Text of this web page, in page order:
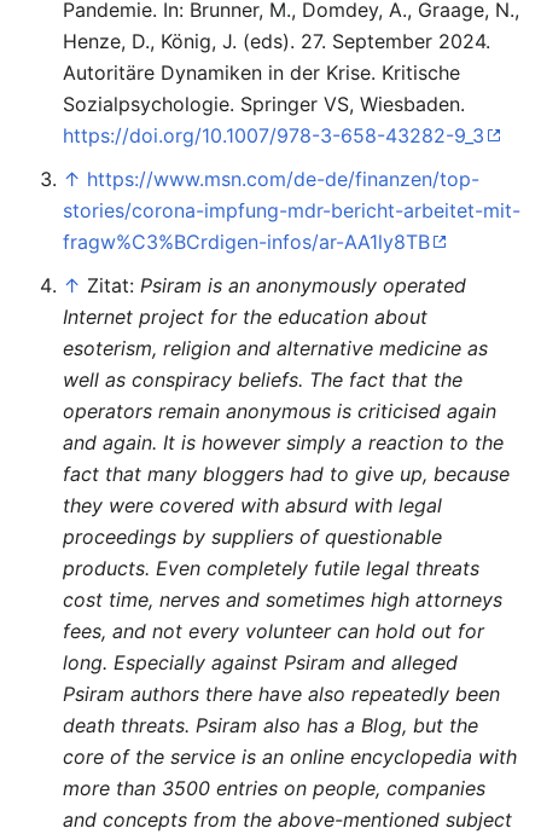
Pandemie. In: Brunner, M., Domdey, A., Graage, N.,
Henze, D., König, J. (eds). 27. September 2024.
Autoritäre Dynamiken in der Krise. Kritische
Sozialpsychologie. Springer VS, Wiesbaden.
https://doi.org/10.1007/978-3-658-43282-9_3
↑ https://www.msn.com/de-de/finanzen/top-
stories/corona-impfung-mdr-bericht-arbeitet-mit-
fragw%C3%BCrdigen-infos/ar-AA1ly8TB
↑ Zitat: Psiram is an anonymously operated
Internet project for the education about
esoterism, religion and alternative medicine as
well as conspiracy beliefs. The fact that the
operators remain anonymous is criticised again
and again. It is however simply a reaction to the
fact that many bloggers had to give up, because
they were covered with absurd with legal
proceedings by suppliers of questionable
products. Even completely futile legal threats
cost time, nerves and sometimes high attorneys
fees, and not every volunteer can hold out for
long. Especially against Psiram and alleged
Psiram authors there have also repeatedly been
death threats. Psiram also has a Blog, but the
core of the service is an online encyclopedia with
more than 3500 entries on people, companies
and concepts from the above-mentioned subject